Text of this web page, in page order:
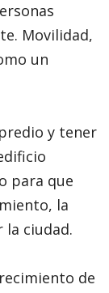
Movilidad,
un
y tener
para que
la
la ciudad.
de